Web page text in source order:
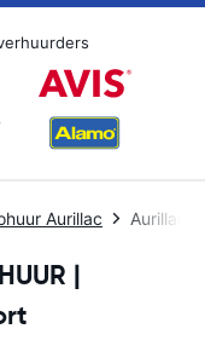
Aurillac Aurillac -
|